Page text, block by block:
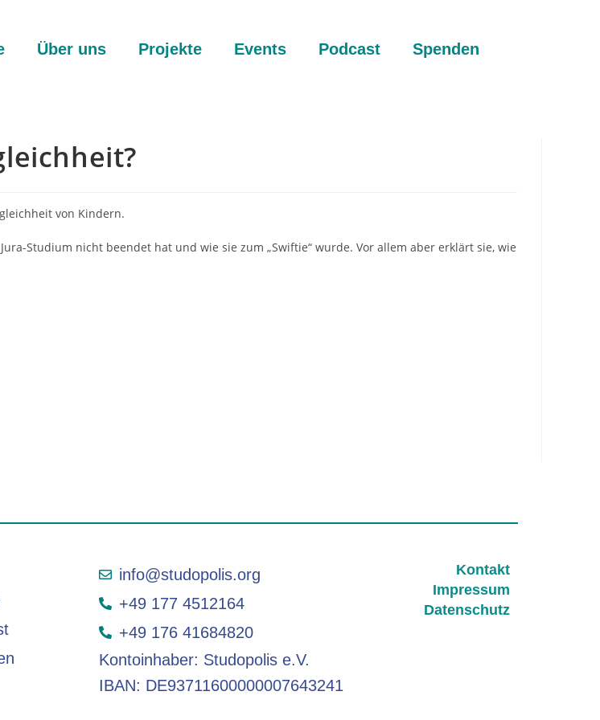
Über uns Projekte Events Podcast Spenden
von Kindern.
Studium nicht beendet hat und wie sie zum „Swiftie“ wurde. Vor allem aber erklärt sie, wie
info@studopolis.org
+49 177 4512164
+49 176 41684820
Kontoinhaber: Studopolis e.V.
IBAN: DE93711600000007643241
Kontakt
Impressum
Datenschutz